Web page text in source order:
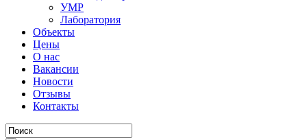
УМР
Лаборатория
Объекты
Цены
О нас
Вакансии
Новости
Отзывы
Контакты